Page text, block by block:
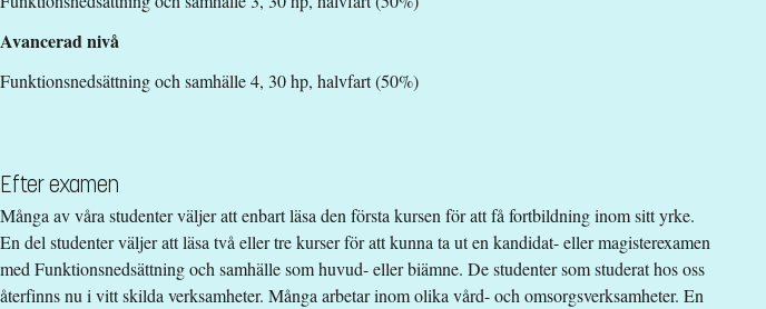
Avancerad nivå
Funktionsnedsättning och samhälle 4, 30 hp, halvfart (50%)
Efter examen
Många av våra studenter väljer att enbart läsa den första kursen för att få fortbildning inom sitt yrke.
En del studenter väljer att läsa två eller tre kurser för att kunna ta ut en kandidat- eller magisterexamen
med Funktionsnedsättning och samhälle som huvud- eller biämne. De studenter som studerat hos oss
återfinns nu i vitt skilda verksamheter. Många arbetar inom olika vård- och omsorgsverksamheter. En